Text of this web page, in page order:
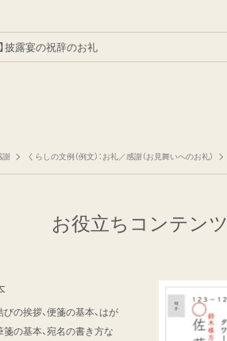
】披露宴の祝辞のお礼
謝 くらしの文例（例文）：お礼／感謝（お見舞いへのお礼）
お役立ちコンテンツ
びの挨拶、便箋の基本、はが
箋の基本、宛名の書き方な